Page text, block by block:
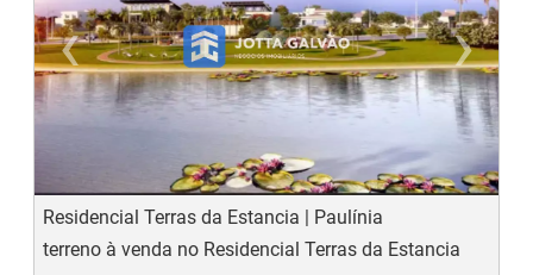
‹
Previous
›
Residencial Terras da Estancia | Paulínia
terreno à venda no Residencial Terras da Estancia